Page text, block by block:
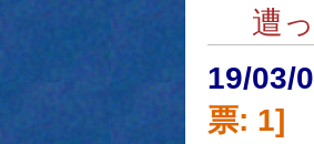
遭
19/03/
票: 1]